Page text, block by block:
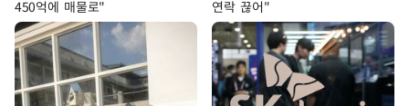
450억에 매물로"
연락 끊어"